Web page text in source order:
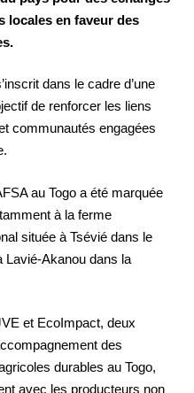
locales en faveur des
dans le cadre d’une
de renforcer les liens
communautés engagées
au Togo a été marquée
à la ferme
située à Tsévié dans le
Lavié-Akanou dans la
et EcoImpact, deux
des
durables au Togo,
avec les producteurs non